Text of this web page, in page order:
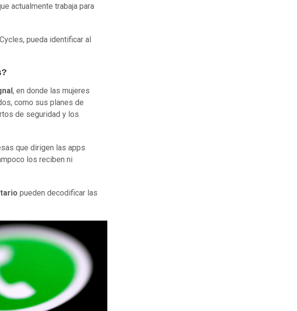
actualmente trabaja para
pueda identificar al
, en donde las mujeres
como sus planes de
de seguridad y los
que dirigen las apps
los reciben ni
pueden decodificar las